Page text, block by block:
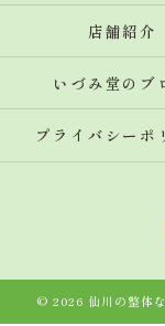
店舗紹介
いづみ堂のブ
プライバシーポ
© 2026 仙川の整体